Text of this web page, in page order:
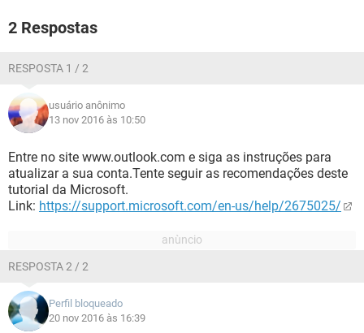
2 Respostas
RESPOSTA 1 / 2
usuário anônimo
13 nov 2016 às 10:50
Entre no site www.outlook.com e siga as instruções para
atualizar a sua conta.Tente seguir as recomendações deste
tutorial da Microsoft.
Link: https://support.microsoft.com/en-us/help/2675025/
RESPOSTA 2 / 2
Perfil bloqueado
20 nov 2016 às 16:39